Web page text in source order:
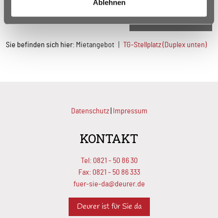
Ablehnen
Zurück zur Übersicht
Sie befinden sich hier: Mietangebot TG-Stellplatz (Duplex unten)
Datenschutz| Impressum
KONTAKT
Tel: 0821 - 50 86 30
Fax: 0821 - 50 86 333
fuer-sie-da@deurer.de
Deurer ist für Sie da